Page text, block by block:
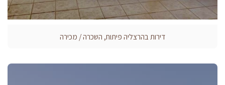
דירות בהרצליה פיתוח, השכרה / מכירה